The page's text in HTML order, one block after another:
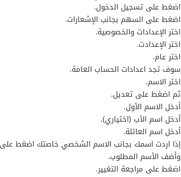
اضغط على تسجيل الدخول.
اضغط على السهم بجانب الإشعارات.
اختر الإعدادات والخصوصية.
اختر الإعدادت.
اختر عام.
سوف تجد اعدادات الحساب العامة.
اختر الاسم.
ثم اضغط على تعديل.
أدخل الاسم الأول.
أدخل اسم الأب (اختياري).
أدخل اسم العائلة.
إذا اردت اسمك بجانب الاسم الشخصي خاصتك اضغط على
وأضف الأسم المطلوب.
اضغط على مراجعة التغيير.